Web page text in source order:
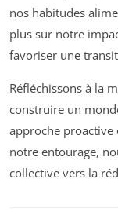
nos habitudes
plus sur notre
favoriser une
Réfléchissons à la
construire un
approche proactive
notre entourage,
collective vers la